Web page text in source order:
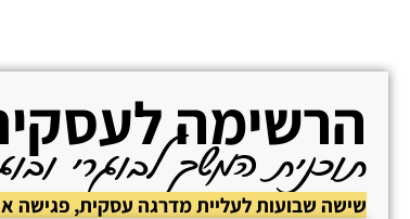
הרשימה
תוכנית המשך לבוגרי
שישה שבועות לעליית מדרגה עסקית, פגישה